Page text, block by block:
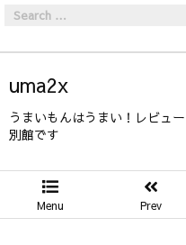
uma2x
うまいもんはうまい！レビュ
別館です
Menu Prev